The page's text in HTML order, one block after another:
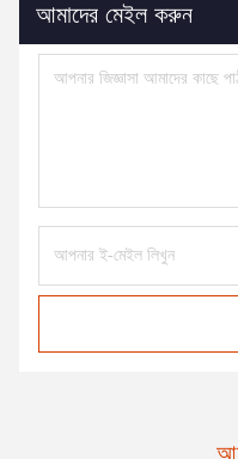
আমাদের মেইল করুন